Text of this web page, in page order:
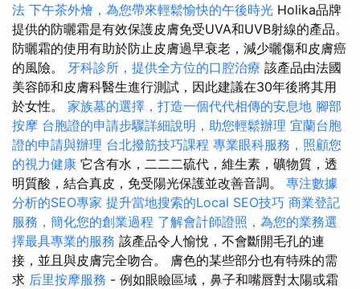
法 下午茶外燴，為您帶來輕鬆愉快的午後時光 Holika品牌
提供的防曬霜是有效保護皮膚免受UVA和UVB射線的產品。
防曬霜的使用有助於防止皮膚過早衰老，減少曬傷和皮膚癌
的風險。 牙科診所，提供全方位的口腔治療 該產品由法國
美容師和皮膚科醫生進行測試，因此建議在30年後將其用
於女性。 家族墓的選擇，打造一個代代相傳的安息地 腳部
按摩 台胞證的申請步驟詳細說明，助您輕鬆辦理 宜蘭台胞
證的申請與辦理 台北撥筋技巧課程 專業眼科服務，照顧您
的視力健康 它含有水，二二二硫代，維生素，礦物質，透
明質酸，結合真皮，免受陽光保護並改善音調。 專注數據
分析的SEO專家 提升當地搜索的Local SEO技巧 商業登記
服務，簡化您的創業過程 了解會計師證照，為您的業務選
擇最具專業的服務 該產品令人愉悅，不會斷開毛孔的連
接，並且與皮膚完全吻合。 膚色的某些部分也有特殊的需
求 后里按摩服務 - 例如眼瞼區域，鼻子和嘴唇對太陽或霜